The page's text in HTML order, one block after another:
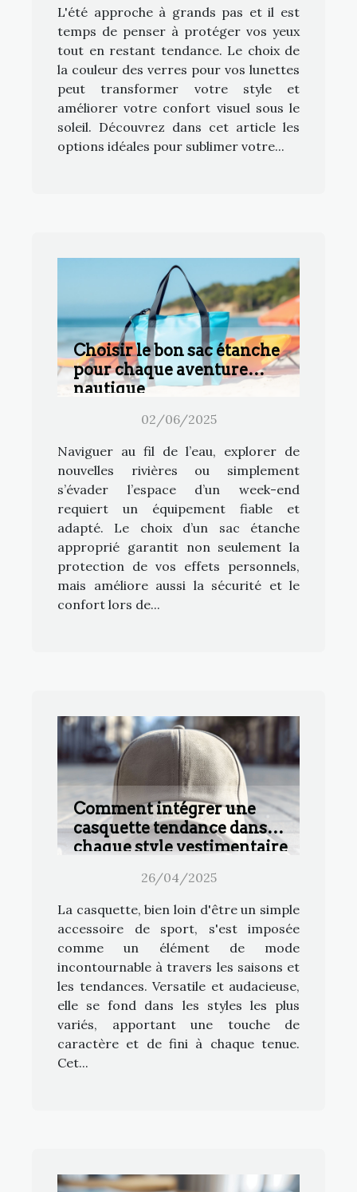
L'été approche à grands pas et il est
temps de penser à protéger vos yeux
tout en restant tendance. Le choix de
la couleur des verres pour vos lunettes
peut transformer votre style et
améliorer votre confort visuel sous le
soleil. Découvrez dans cet article les
options idéales pour sublimer votre...
Choisir le bon sac étanche
pour chaque aventure
nautique
02/06/2025
Naviguer au fil de l’eau, explorer de
nouvelles rivières ou simplement
s’évader l’espace d’un week-end
requiert un équipement fiable et
adapté. Le choix d’un sac étanche
approprié garantit non seulement la
protection de vos effets personnels,
mais améliore aussi la sécurité et le
confort lors de...
Comment intégrer une
casquette tendance dans
chaque style vestimentaire
26/04/2025
La casquette, bien loin d'être un simple
accessoire de sport, s'est imposée
comme un élément de mode
incontournable à travers les saisons et
les tendances. Versatile et audacieuse,
elle se fond dans les styles les plus
variés, apportant une touche de
caractère et de fini à chaque tenue.
Cet...